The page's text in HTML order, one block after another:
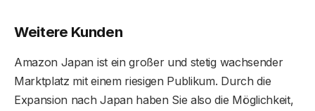
Weitere Kunden
Amazon Japan ist ein großer und stetig wachsender
Marktplatz mit einem riesigen Publikum. Durch die
Expansion nach Japan haben Sie also die Möglichkeit,